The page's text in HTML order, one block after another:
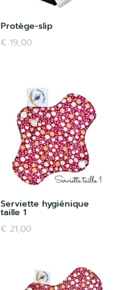
Protège-slip
€ 19,00
Serviette hygiénique
taille 1
€ 21,00